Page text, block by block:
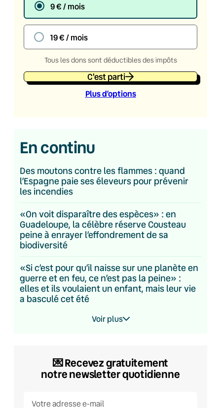
9 € / mois
19 € / mois
Tous les dons sont déductibles des impôts
C'est parti
Plus d’options
En continu
Des moutons contre les flammes : quand
l’Espagne paie ses éleveurs pour prévenir
les incendies
«On voit disparaître des espèces» : en
Guadeloupe, la célèbre réserve Cousteau
peine à enrayer l’effondrement de sa
biodiversité
«Si c’est pour qu’il naisse sur une planète en
guerre et en feu, ce n’est pas la peine» :
elles et ils voulaient un enfant, mais leur vie
a basculé cet été
Voir plus
💌​ Recevez gratuitement
notre newsletter quotidienne